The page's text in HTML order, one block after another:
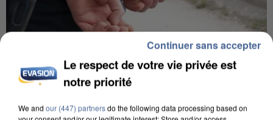
L’UN DES FONDATEURS SUPPOSÉS DE LA DZ
MAFIA INTERPELLÉ EN ALGÉRIE
Le respect de votre vie privée est
notre priorité
We and our (447) partnersdo the following data processing based on
Continuer sans accepter